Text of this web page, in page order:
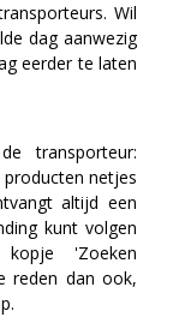
Wil
dag aanwezig
eerder te laten
transporteur:
netjes
altijd een
kunt volgen
'Zoeken
reden dan ook,